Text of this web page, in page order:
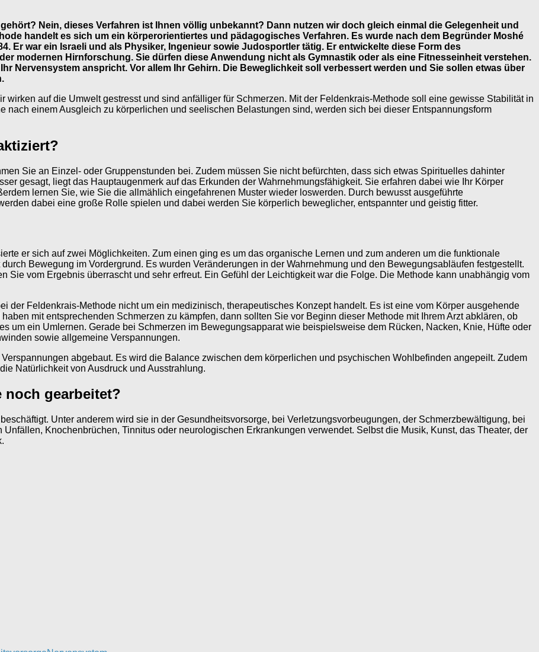
Nein, dieses Verfahren ist Ihnen völlig unbekannt? Dann nutzen wir doch gleich einmal die Gelegenheit und
handelt es sich um ein körperorientiertes und pädagogisches Verfahren. Es wurde nach dem Begründer Moshé
Er war ein Israeli und als Physiker, Ingenieur sowie Judosportler tätig. Er entwickelte diese Form des
modernen Hirnforschung. Sie dürfen diese Anwendung nicht als Gymnastik oder als eine Fitnesseinheit verstehen.
Nervensystem anspricht. Vor allem Ihr Gehirn. Die Beweglichkeit soll verbessert werden und Sie sollen etwas über
wirken auf die Umwelt gestresst und sind anfälliger für Schmerzen. Mit der Feldenkrais-Methode soll eine gewisse Stabilität in
nach einem Ausgleich zu körperlichen und seelischen Belastungen sind, werden sich bei dieser Entspannungsform
Sie an Einzel- oder Gruppenstunden bei. Zudem müssen Sie nicht befürchten, dass sich etwas Spirituelles dahinter
gesagt, liegt das Hauptaugenmerk auf das Erkunden der Wahrnehmungsfähigkeit. Sie erfahren dabei wie Ihr Körper
lernen Sie, wie Sie die allmählich eingefahrenen Muster wieder loswerden. Durch bewusst ausgeführte
dabei eine große Rolle spielen und dabei werden Sie körperlich beweglicher, entspannter und geistig fitter.
er sich auf zwei Möglichkeiten. Zum einen ging es um das organische Lernen und zum anderen um die funktionale
Bewegung im Vordergrund. Es wurden Veränderungen in der Wahrnehmung und den Bewegungsabläufen festgestellt.
Sie vom Ergebnis überrascht und sehr erfreut. Ein Gefühl der Leichtigkeit war die Folge. Die Methode kann unabhängig vom
der Feldenkrais-Methode nicht um ein medizinisch, therapeutisches Konzept handelt. Es ist eine vom Körper ausgehende
mit entsprechenden Schmerzen zu kämpfen, dann sollten Sie vor Beginn dieser Methode mit Ihrem Arzt abklären, ob
um ein Umlernen. Gerade bei Schmerzen im Bewegungsapparat wie beispielsweise dem Rücken, Nacken, Knie, Hüfte oder
sowie allgemeine Verspannungen.
abgebaut. Es wird die Balance zwischen dem körperlichen und psychischen Wohlbefinden angepeilt. Zudem
Natürlichkeit von Ausdruck und Ausstrahlung.
noch gearbeitet?
Unter anderem wird sie in der Gesundheitsvorsorge, bei Verletzungsvorbeugungen, der Schmerzbewältigung, bei
Knochenbrüchen, Tinnitus oder neurologischen Erkrankungen verwendet. Selbst die Musik, Kunst, das Theater, der